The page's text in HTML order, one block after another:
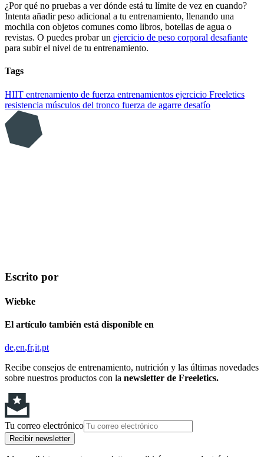
¿Por qué no pruebas a ver dónde está tu límite de vez en cuando?
Intenta añadir peso adicional a tu entrenamiento, llenando una
mochila con objetos comunes como libros, botellas de agua o
revistas. O puedes probar un ejercicio de peso corporal desafiante
para subir el nivel de tu entrenamiento.
Tags
HIIT entrenamiento de fuerza entrenamientos ejercicio Freeletics
resistencia músculos del tronco fuerza de agarre desafío
Escrito por
Wiebke
El artículo también está disponible en
de en fr it pt
Recibe consejos de entrenamiento, nutrición y las últimas novedades
sobre nuestros productos con la newsletter de Freeletics.
Tu correo electrónico
Recibir newsletter